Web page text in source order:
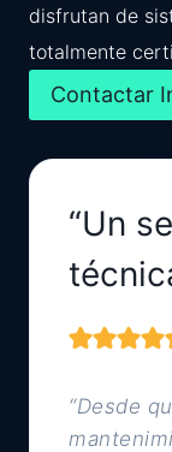
disfrutan de
totalmente
Contactar
“Un
“Desde